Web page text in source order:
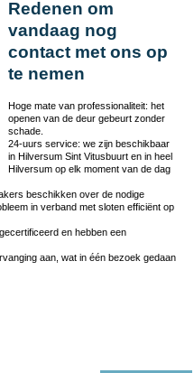
Redenen om
vandaag nog
contact met ons op
te nemen
Hoge mate van professionaliteit: het
openen van de deur gebeurt zonder
schade.
24-uurs service: we zijn beschikbaar
in Hilversum Sint Vitusbuurt en in heel
Hilversum op elk moment van de dag
beschikken over de nodige
in verband met sloten efficiënt op
en hebben een
aan, wat in één bezoek gedaan